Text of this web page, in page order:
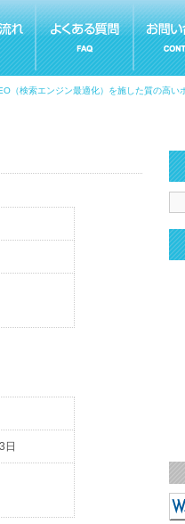
（検索エンジン最適化）を施した質の高い
日